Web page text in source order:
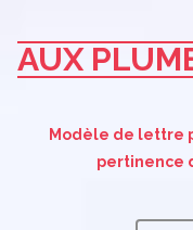
AUX
Modèle de lettre
pertinence